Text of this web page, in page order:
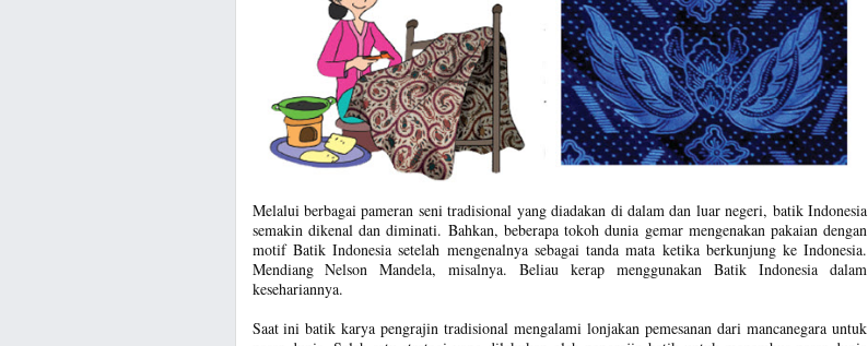
Melalui berbagai pameran seni tradisional yang diadakan di dalam dan luar negeri, batik Indonesia
semakin dikenal dan diminati. Bahkan, beberapa tokoh dunia gemar mengenakan pakaian dengan
motif Batik Indonesia setelah mengenalnya sebagai tanda mata ketika berkunjung ke Indonesia.
Mendiang Nelson Mandela, misalnya. Beliau kerap menggunakan Batik Indonesia dalam
kesehariannya.
Saat ini batik karya pengrajin tradisional mengalami lonjakan pemesanan dari mancanegara untuk